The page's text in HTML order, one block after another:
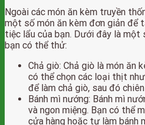
Ngoài các món ăn kèm truyền
một số món ăn kèm đơn giản để
tiệc lẩu của bạn. Dưới đây là một
bạn có thể thử:
Chả giò: Chả giò là món ăn
có thể chọn các loại thịt
để làm chả giò, sau đó
Bánh mì nướng: Bánh mì
và ngon miệng. Bạn có thể
cửa hàng hoặc tự làm bánh